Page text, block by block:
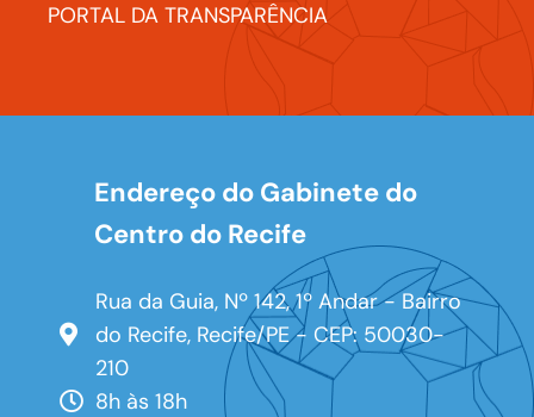
PORTAL DA TRANSPARÊNCIA
Endereço do Gabinete do
Centro do Recife
Rua da Guia, Nº 142, 1º Andar - Bairro
do Recife, Recife/PE - CEP: 50030-
210
8h às 18h